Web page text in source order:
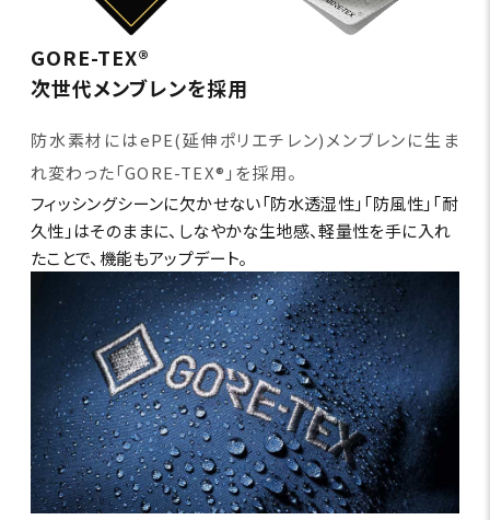
GORE-TEX®
次世代メンブレンを採用
防水素材にはePE(延伸ポリエチレン)メンブレンに生ま
れ変わった「GORE-TEX®」を採用。
フィッシングシーンに欠かせない「防水透湿性」「防風性」「耐
久性」はそのままに、しなやかな生地感、軽量性を手に入れ
たことで、機能もアップデート。